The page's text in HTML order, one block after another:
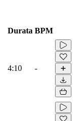
Durata BPM
4:10 -